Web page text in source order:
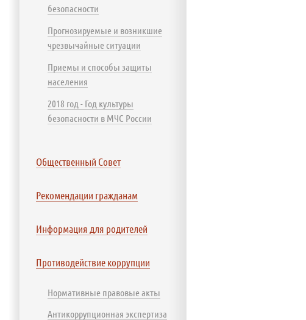
безопасности
Прогнозируемые и возникшие
чрезвычайные ситуации
Приемы и способы защиты
населения
2018 год - Год культуры
безопасности в МЧС России
Общественный Совет
Рекомендации гражданам
Информация для родителей
Противодействие коррупции
Нормативные правовые акты
Антикоррупционная экспертиза